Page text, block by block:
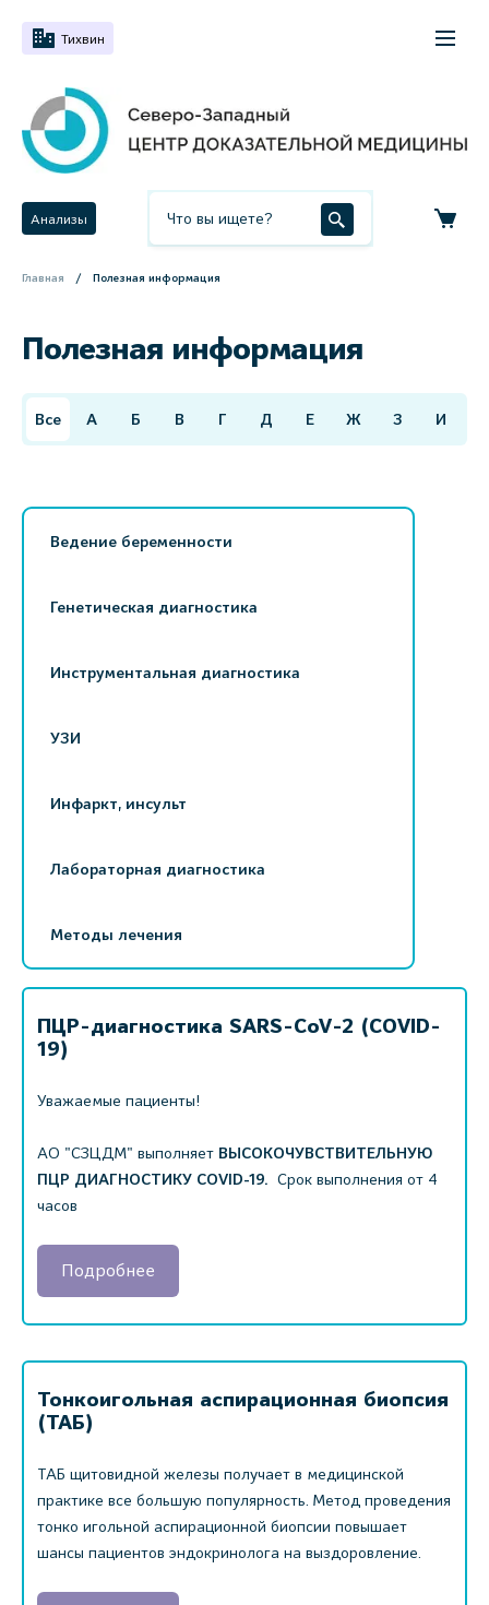
Тихвин
Анализы
Главная Полезная информация
Полезная информация
Все А Б В Г Д Е Ж З И
Ведение беременности
Генетическая диагностика
Инструментальная диагностика
УЗИ
Инфаркт, инсульт
Лабораторная диагностика
Методы лечения
ПЦР-диагностика SARS-CoV-2 (COVID-
19)
Уважаемые пациенты!
АО "СЗЦДМ" выполняет ВЫСОКОЧУВСТВИТЕЛЬНУЮ
ПЦР ДИАГНОСТИКУ COVID-19. Срок выполнения от 4
часов
Подробнее
Тонкоигольная аспирационная биопсия
(ТАБ)
ТАБ щитовидной железы получает в медицинской
практике все большую популярность. Метод проведения
тонко игольной аспирационной биопсии повышает
шансы пациентов эндокринолога на выздоровление.